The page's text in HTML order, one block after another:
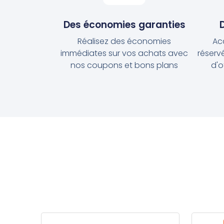
Des économies garanties
Réalisez des économies
immédiates sur vos achats avec
nos coupons et bons plans